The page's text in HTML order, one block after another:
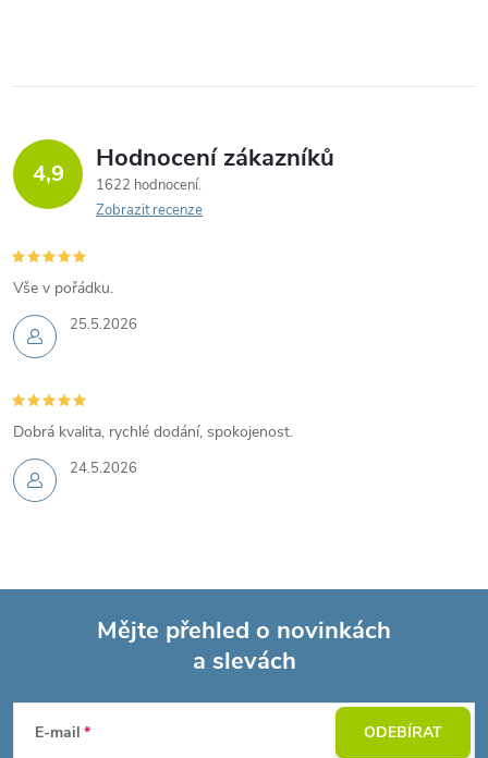
4,9 Hodnocení zákazníků
1622 hodnocení
Zobrazit recenze
25.5.2026
Vše v pořádku.
24.5.2026
Dobrá kvalita, rychlé dodání, spokojenost.
Mějte přehled o novinkách
a slevách
E-mail ODEBÍRAT